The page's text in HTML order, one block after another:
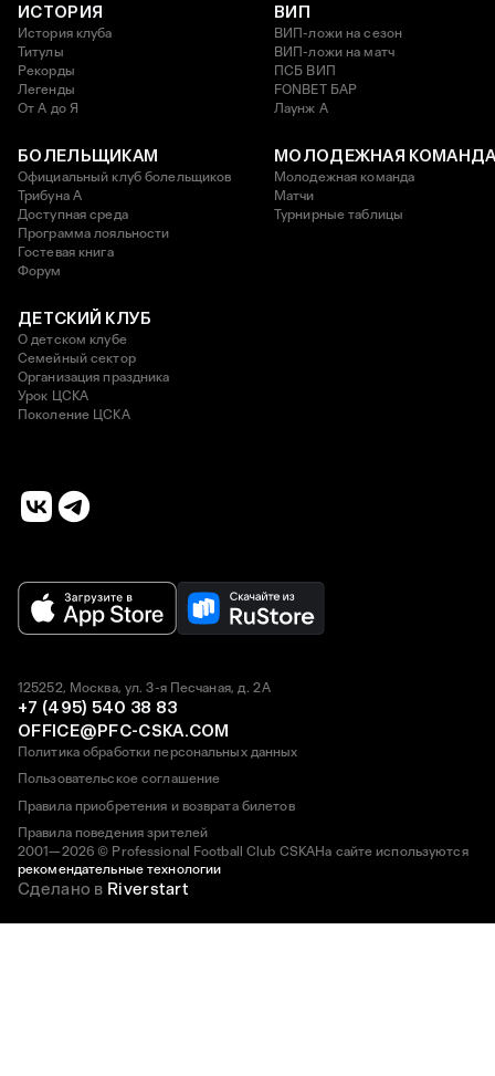
ИСТОРИЯ
История клуба
Титулы
Рекорды
Легенды
От А до Я
ВИП
ВИП-ложи на сезон
ВИП-ложи на матч
ПСБ ВИП
FONBET БАР
Лаунж A
БОЛЕЛЬЩИКАМ
Официальный клуб болельщиков
Трибуна А
Доступная среда
Программа лояльности
Гостевая книга
Форум
МОЛОДЕЖНАЯ
Молодежная команда
Матчи
Турнирные таблицы
ДЕТСКИЙ КЛУБ
О детском клубе
Семейный сектор
Организация праздника
Урок ЦСКА
Поколение ЦСКА
2001—2026 © Professional Football Club CSKAНа сайте используются
рекомендательные технологии
125252, Москва, ул. 3-я Песчаная, д. 2А
+7 (495) 540 38 83
OFFICE@PFC-CSKA.COM
Политика обработки персональных данных
Пользовательское соглашение
Правила приобретения и возврата билетов
Правила поведения зрителей
Сделано в Riverstart